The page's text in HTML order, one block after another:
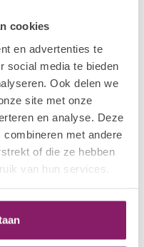
cookies
en advertenties te
social media te bieden
Ook delen we
site met onze
en analyse. Deze
met andere
of die ze hebben
van hun services.